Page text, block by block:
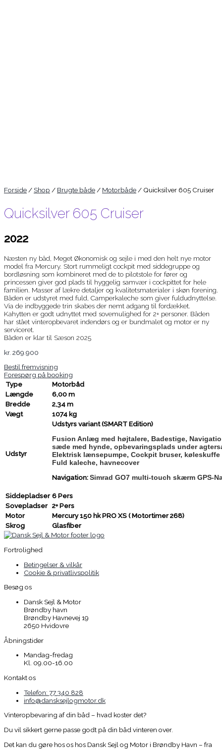
Forside /Shop / Brugte både / Motorbåde / Quicksilver 605 Cruiser
Quicksilver 605 Cruiser
2022
Næsten ny båd, Meget Økonomisk og sejle i med den helt nye motor
model fra Mercury. Stort rummeligt cockpit med siddegruppe og
bordløsning som kombineret med de to pilotstole for fører og
princessen giver god plads til hyggelig samvær i cockpittet for hele
familien. Masser af lækre detaljer og kvalitetsmaterialer i skøn forening.
Båden er udstyret med fuld, Camperkaleche som giver fuldudnyttelse.
Via de indbyggede trin skabes der nemt adgang til fordækket.
Kahytten er godt udnyttet med sovemulighed for 2+ personer. Båden
har stået vinteropbevaret indendørs og er bundmalet og motor er ny
serviceret.
Båden er klar til Sæson 2025
kr. 269.900
Bestil fremvisning
Forespørg på booking
Type
Motorbåd
Længde
6,00 m
Bredde
2,34 m
Vægt
1074 kg
Udstyr
Udstyrs variant (SMART Edition)
Fusion Anlæg med højtalere, Badestige,
sæde med hynde, opbevaringsplads under
Elektrisk lænsepumpe, Cockpit bruser,
Fuld kaleche, havnecover
Navigation: Simrad GO7 multi-touch skærm GPS-
Siddepladser 6 Pers
Sovepladser 2+ Pers
Motor
Mercury 150 hk PRO XS ( Motortimer 268)
Skrog
Glasfiber
Fortrolighed
Betingelser & vilkår
Cookie & privatlivspolitik
Besøg os
Dansk Sejl & Motor
Brøndby havn
Brøndby Havnevej 19
2650 Hvidovre
Åbningstider
Mandag-fredag
Kl. 09.00-16.00
Kontakt os
Telefon: 77 340 828
info@dansksejlogmotor.dk
Vinteropbevaring af din båd – hvad koster det?
Du vil sikkert gerne passe godt på din båd vinteren over.
Det kan du gøre hos os hos Dansk Sejl og Motor i Brøndby Havn – fra